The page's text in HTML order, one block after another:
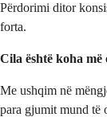
Përdorimi ditor
forta.
Cila është koha
Me ushqim në
para gjumit mund të